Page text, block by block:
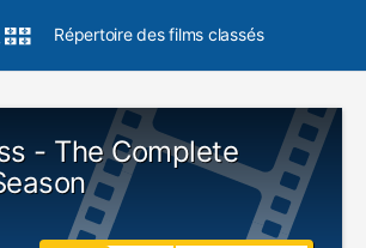
Répertoire des films classés
- The Complete